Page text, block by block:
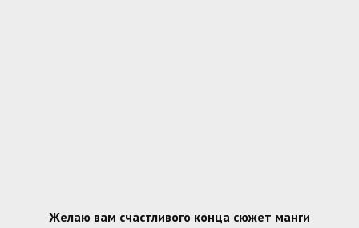
Желаю вам счастливого конца сюжет манги